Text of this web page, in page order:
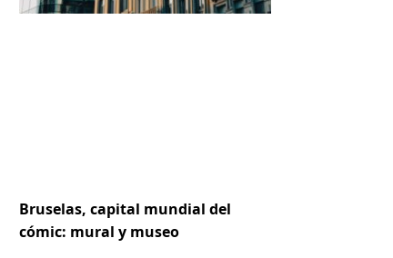
Bruselas, capital mundial del
cómic: mural y museo